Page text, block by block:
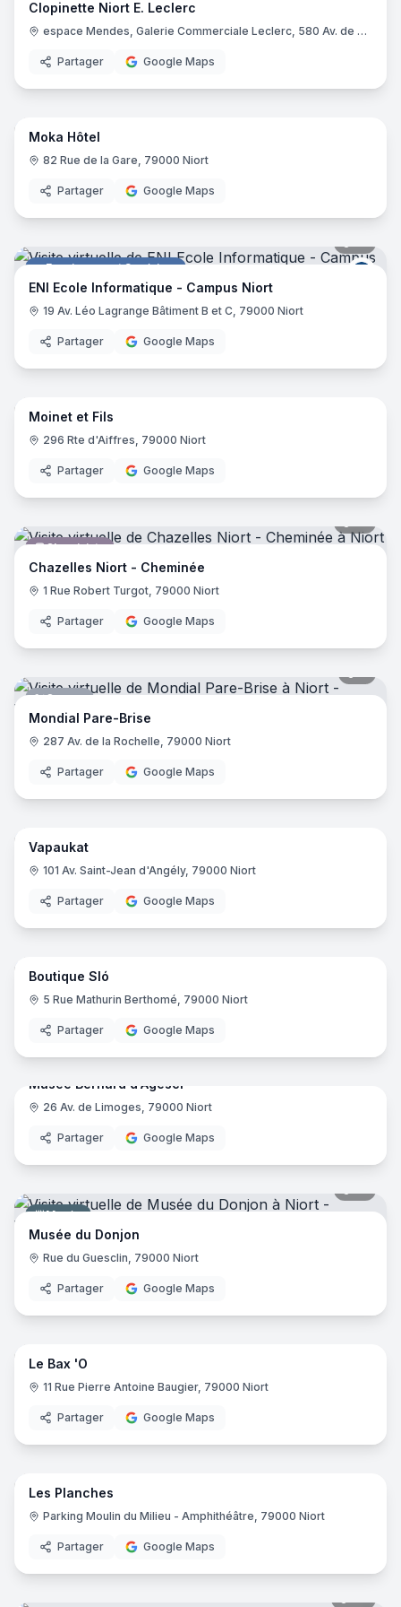
Clopinette Niort E. Leclerc
espace Mendes, Galerie Commerciale Leclerc, 580 Av. de Paris, 79000 Niort
Partager Google Maps
Hôtel
14
Moka Hôtel
82 Rue de la Gare, 79000 Niort
Partager Google Maps
Enseignement Supérieur ENI
ENI Ecole Informatique - Campus Niort
19 Av. Léo Lagrange Bâtiment B et C, 79000 Niort
Partager Google Maps
Fleuriste
9
Moinet et Fils
296 Rte d'Aiffres, 79000 Niort
Partager Google Maps
Cheministe
Chazelles Niort - Cheminée
1 Rue Robert Turgot, 79000 Niort
Partager Google Maps
Garage
Mondial Pare-Brise
287 Av. de la Rochelle, 79000 Niort
Partager Google Maps
Boutique de cigarettes électroniques
4
Vapaukat
101 Av. Saint-Jean d'Angély, 79000 Niort
Partager Google Maps
Boutique d'articles de mode
9
Boutique Sló
5 Rue Mathurin Berthomé, 79000 Niort
Partager Google Maps
Musée
Musée Bernard d'Agesci
26 Av. de Limoges, 79000 Niort
Partager Google Maps
Musée
Musée du Donjon
Rue du Guesclin, 79000 Niort
Partager Google Maps
Café
7
Le Bax 'O
11 Rue Pierre Antoine Baugier, 79000 Niort
Partager Google Maps
Restaurant
16
Les Planches
Parking Moulin du Milieu - Amphithéâtre, 79000 Niort
Partager Google Maps